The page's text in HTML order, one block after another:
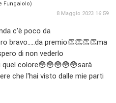
Fungaiolo)
8 Maggio 2023 16:59
c'è poco da
bravo.....da premio👏👏👏👏ma
di non vederlo
quel colore😳😳😳😳😳sarà
che l'hai visto dalle mie parti